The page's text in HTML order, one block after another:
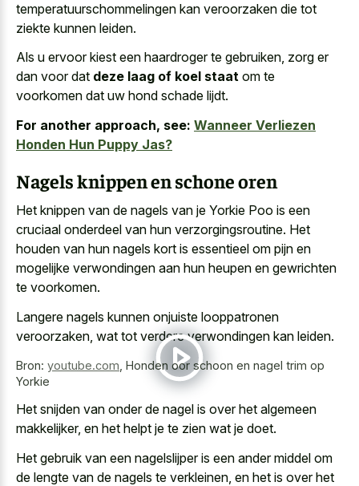
temperatuurschommelingen kan veroorzaken die tot
ziekte kunnen leiden.
Als u ervoor kiest een haardroger te gebruiken, zorg er
dan voor dat deze laag of koel staat om te
voorkomen dat uw hond schade lijdt.
For another approach, see: Wanneer Verliezen
Honden Hun Puppy Jas?
Nagels knippen en schone oren
Het knippen van de nagels van je Yorkie Poo is een
cruciaal onderdeel van hun verzorgingsroutine. Het
houden van hun nagels kort is essentieel om pijn en
mogelijke verwondingen aan hun heupen en gewrichten
te voorkomen.
Langere nagels kunnen onjuiste looppatronen
veroorzaken, wat tot verdere verwondingen kan leiden.
Bron: youtube.com Honden oor schoon en nagel trim op
Yorkie
Het snijden van onder de nagel is over het algemeen
makkelijker, en het helpt je te zien wat je doet.
Het gebruik van een nagelslijper is een ander middel om
de lengte van de nagels te verkleinen, en het is over het